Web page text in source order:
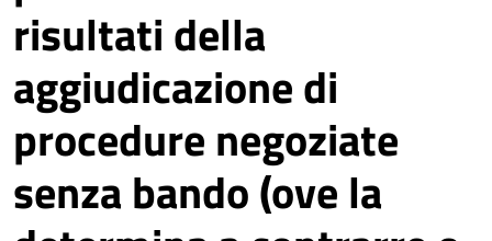
risultati della
aggiudicazione di
procedure negoziate
senza bando (ove la